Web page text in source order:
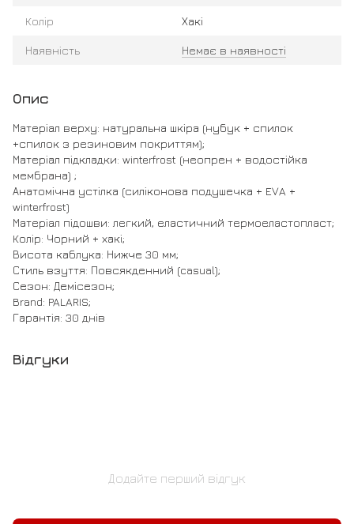
Колір Хакі
Наявність Немає в наявності
Опис
Матеріал верху: натуральна шкіра (нубук + спилок
+спилок з резиновим покриттям);
Матеріал підкладки: winterfrost (неопрен + водостійка
мембрана) ;
Анатомічна устілка (силіконова подушечка + EVA +
winterfrost)
Матеріал підошви: легкий, еластичний термоеластопласт;
Колір: Чорний + хакі;
Висота каблука: Нижче 30 мм;
Стиль взуття: Повсякденний (casual);
Сезон: Демісезон;
Brand: PALARIS;
Гарантія: 30 днів
Відгуки
Додайте перший відгук